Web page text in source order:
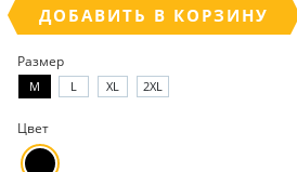
ДОБАВИТЬ В КОРЗИНУ
Размер
M L XL 2XL
Цвет